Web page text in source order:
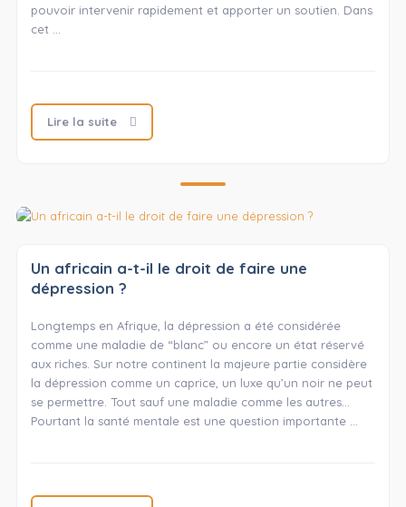
pouvoir intervenir rapidement et apporter un soutien. Dans
cet …
Lire la suite
Un africain a-t-il le droit de faire une
dépression ?
Longtemps en Afrique, la dépression a été considérée
comme une maladie de “blanc” ou encore un état réservé
aux riches. Sur notre continent la majeure partie considère
la dépression comme un caprice, un luxe qu’un noir ne peut
se permettre. Tout sauf une maladie comme les autres…
Pourtant la santé mentale est une question importante …